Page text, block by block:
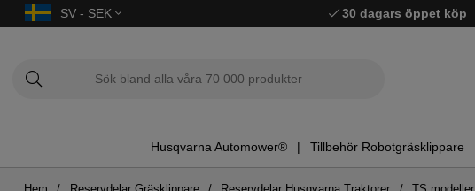
SV - SEK 30 dagars öppet köp
Husqvarna Automower® Tillbehör Robotgräsklippare